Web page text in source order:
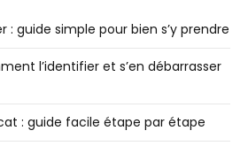
: guide simple pour bien s’y prendre
l’identifier et s’en débarrasser
: guide facile étape par étape